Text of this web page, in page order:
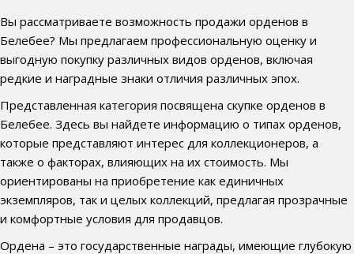
Вы рассматриваете возможность продажи орденов в
Белебее? Мы предлагаем профессиональную оценку и
выгодную покупку различных видов орденов, включая
редкие и наградные знаки отличия различных эпох.
Представленная категория посвящена скупке орденов в
Белебее. Здесь вы найдете информацию о типах орденов,
которые представляют интерес для коллекционеров, а
также о факторах, влияющих на их стоимость. Мы
ориентированы на приобретение как единичных
экземпляров, так и целых коллекций, предлагая прозрачные
и комфортные условия для продавцов.
Ордена – это государственные награды, имеющие глубокую